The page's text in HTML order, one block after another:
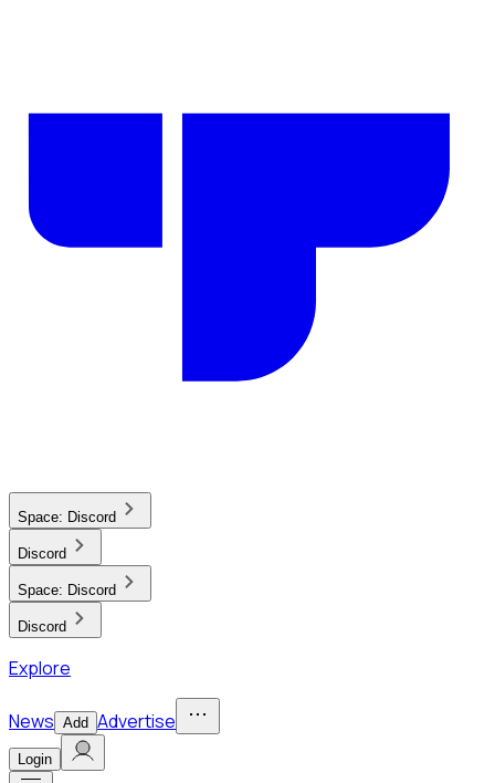
Space: Discord
Discord
Space: Discord
Discord
Explore
News Add Advertise
Login